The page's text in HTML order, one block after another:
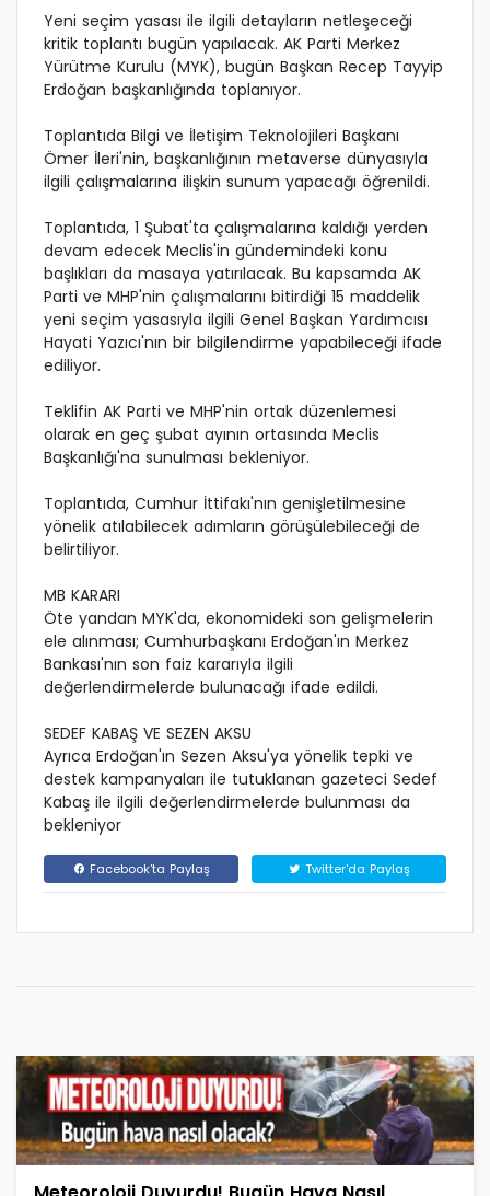
Yeni seçim yasası ile ilgili detayların netleşeceği
kritik toplantı bugün yapılacak. AK Parti Merkez
Yürütme Kurulu (MYK), bugün Başkan Recep Tayyip
Erdoğan başkanlığında toplanıyor.
Toplantıda Bilgi ve İletişim Teknolojileri Başkanı
Ömer İleri'nin, başkanlığının metaverse dünyasıyla
ilgili çalışmalarına ilişkin sunum yapacağı öğrenildi.
Toplantıda, 1 Şubat'ta çalışmalarına kaldığı yerden
devam edecek Meclis'in gündemindeki konu
başlıkları da masaya yatırılacak. Bu kapsamda AK
Parti ve MHP'nin çalışmalarını bitirdiği 15 maddelik
yeni seçim yasasıyla ilgili Genel Başkan Yardımcısı
Hayati Yazıcı'nın bir bilgilendirme yapabileceği ifade
ediliyor.
Teklifin AK Parti ve MHP'nin ortak düzenlemesi
olarak en geç şubat ayının ortasında Meclis
Başkanlığı'na sunulması bekleniyor.
Toplantıda, Cumhur İttifakı'nın genişletilmesine
yönelik atılabilecek adımların görüşülebileceği de
belirtiliyor.
MB KARARI
Öte yandan MYK'da, ekonomideki son gelişmelerin
ele alınması; Cumhurbaşkanı Erdoğan'ın Merkez
Bankası'nın son faiz kararıyla ilgili
değerlendirmelerde bulunacağı ifade edildi.
SEDEF KABAŞ VE SEZEN AKSU
Ayrıca Erdoğan'ın Sezen Aksu'ya yönelik tepki ve
destek kampanyaları ile tutuklanan gazeteci Sedef
Kabaş ile ilgili değerlendirmelerde bulunması da
bekleniyor
Facebook'ta Paylaş Twitter'da Paylaş